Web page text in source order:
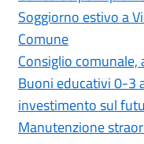
Soggiorno estivo a
Comune
Consiglio
Buoni educativi 0-3
investimento sul
Manutenzione